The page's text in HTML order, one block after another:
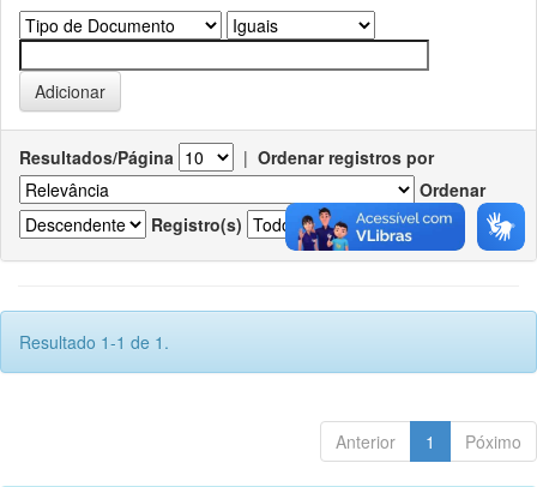
Resultados/Página | Ordenar registros por
Ordenar
Registro(s)
Resultado 1-1 de 1.
Anterior 1 Póximo